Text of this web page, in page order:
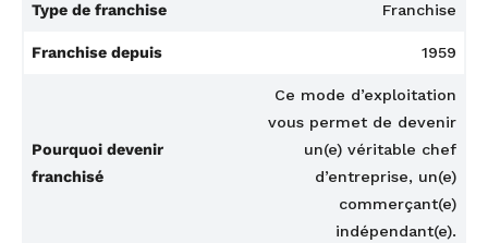
Type de franchise Franchise
Franchise depuis 1959
Pourquoi devenir
franchisé
Ce mode d’exploitation
vous permet de devenir
un(e) véritable chef
d’entreprise, un(e)
commerçant(e)
indépendant(e).